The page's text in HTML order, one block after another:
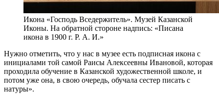
Икона «Господь Вседержитель». Музей Казанской
Иконы. На обратной стороне надпись: «Писана
икона в 1900 г. Р. А. И.»
Нужно отметить, что у нас в музее есть подписная икона с
инициалами той самой Раисы Алексеевны Ивановой, которая
проходила обучение в Казанской художественной школе, и
потом уже она, в свою очередь, обучала сестер писать с
натуры».